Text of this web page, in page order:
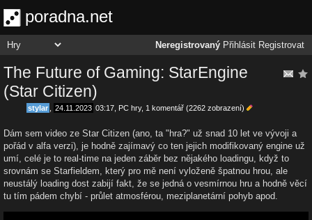
poradna.net
Neregistrovaný Přihlásit Registrovat
The Future of Gaming: StarEngine
(Star Citizen)
stylar 24.11.2023 03:17 PC hry, 1 komentář (2262 zobrazení)
Dám sem video ze Star Citizen (ano, ta "hra?" už snad 10 let ve vývoji a
pořád v alfa verzi), je hodně zajímavý co ten jejich modifikovaný engine už
umí, celé je to real-time na jeden záběr bez nějakého loadingu, když to
srovnám se Starfieldem, který pro mě není vyloženě špatnou hrou, ale
neustálý loading dost zabijí fakt, že se jedná o vesmírnou hru a hodně věcí
tu tím pádem chybí - průlet atmosférou, meziplanetární pohyb apod.